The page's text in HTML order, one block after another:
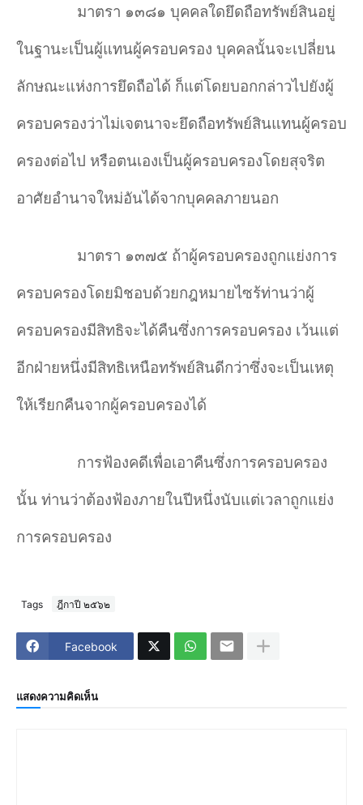
มาตรา ๑๓๘๑ บุคคลใดยึดถือทรัพย์สินอยู่
ในฐานะเป็นผู้แทนผู้ครอบครอง บุคคลนั้นจะเปลี่ยน
ลักษณะแห่งการยึดถือได้ ก็แต่โดยบอกกล่าวไปยังผู้
ครอบครองว่าไม่เจตนาจะยึดถือทรัพย์สินแทนผู้ครอบ
ครองต่อไป หรือตนเองเป็นผู้ครอบครองโดยสุจริต
อาศัยอำนาจใหม่อันได้จากบุคคลภายนอก
มาตรา ๑๓๗๕ ถ้าผู้ครอบครองถูกแย่งการ
ครอบครองโดยมิชอบด้วยกฎหมายไซร้ท่านว่าผู้
ครอบครองมีสิทธิจะได้คืนซึ่งการครอบครอง เว้นแต่
อีกฝ่ายหนึ่งมีสิทธิเหนือทรัพย์สินดีกว่าซึ่งจะเป็นเหตุ
ให้เรียกคืนจากผู้ครอบครองได้
การฟ้องคดีเพื่อเอาคืนซึ่งการครอบครอง
นั้น ท่านว่าต้องฟ้องภายในปีหนึ่งนับแต่เวลาถูกแย่ง
การครอบครอง
Tags ฎีกาปี ๒๕๖๒
Facebook
แสดงความคิดเห็น